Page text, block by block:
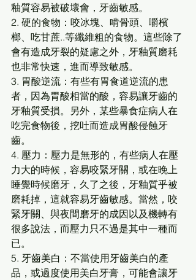
釉質容易被破壞會，牙齒敏感。
2. 硬的食物：咬冰塊、啃骨頭、嚼檳
榔、吃甘蔗..等纖維粗的食物。這些除了
會有造成牙裂的疑慮之外，牙釉質磨耗
也非常快速，進而導致敏感。
3. 胃酸逆流：有些有胃食道逆流的患
者，因為胃酸相當的酸，容易讓牙齒的
牙釉質受損。另外，某些暴食症病人在
吃完食物後，挖吐而造成胃酸侵蝕牙
齒。
4. 壓力：壓力是無形的，有些病人在壓
力大的時候，容易咬緊牙關，或在晚上
睡覺時候磨牙，久了之後，牙釉質乎被
磨耗掉，這就容易牙齒敏感。當然，咬
緊牙關、與夜間磨牙的成因以及機轉有
很多說法，而壓力只不過是其中一種而
已。
5. 牙齒美白：不當使用牙齒美白的產
品，或過度使用美白牙膏，可能會讓牙